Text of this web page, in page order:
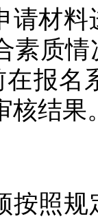
请材
素质
在报
核结果
按照